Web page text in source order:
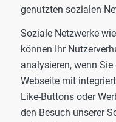
genutzten sozialen
Soziale Netzwerke
können Ihr
analysieren, wenn
Webseite mit
Like-Buttons oder
den Besuch unserer